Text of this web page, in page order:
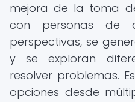
mejora de la toma
con personas de
perspectivas, se
y se exploran
resolver problemas.
opciones desde